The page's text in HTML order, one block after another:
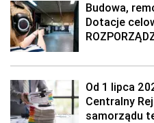
Budowa,
Dotacje
Od 1 lipca
Centralny
samorządu